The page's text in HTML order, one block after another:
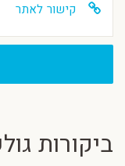
קישור לאתר
ביקורות